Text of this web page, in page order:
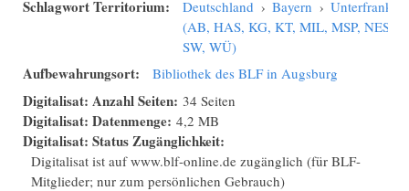
Schlagwort Territorium: Deutschland › Bayern › Unterfranken
(AB, HAS, KG, KT, MIL, MSP, NES,
SW, WÜ)
Aufbewahrungsort: Bibliothek des BLF in Augsburg
Digitalisat: Anzahl Seiten: 34 Seiten
Digitalisat: Datenmenge: 4,2 MB
Digitalisat: Status Zugänglichkeit:
Digitalisat ist auf www.blf-online.de zugänglich (für BLF-
Mitglieder; nur zum persönlichen Gebrauch)